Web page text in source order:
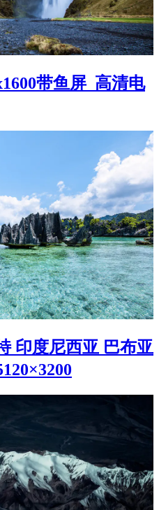
带鱼屏_高清电
印度尼西亚 巴布亚